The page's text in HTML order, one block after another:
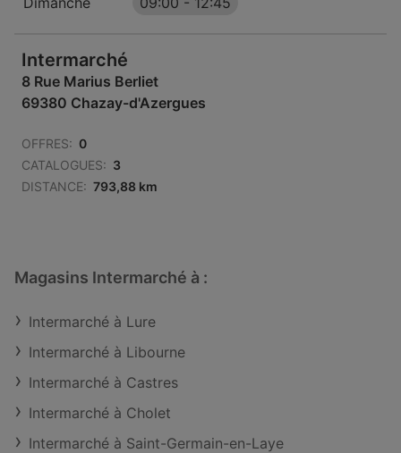
Intermarché
8 Rue Marius Berliet
69380 Chazay-d'Azergues
OFFRES: 0
CATALOGUES: 3
DISTANCE: 793,88 km
Magasins Intermarché à :
Intermarché à Lure
Intermarché à Libourne
Intermarché à Castres
Intermarché à Cholet
Intermarché à Saint-Germain-en-Laye